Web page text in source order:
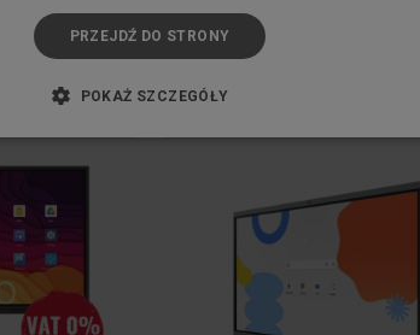
PRZEJDŹ DO STRONY
POKAŻ SZCZEGÓŁY